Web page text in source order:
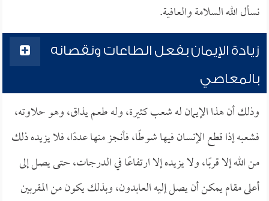
نسأل الله السلامة والعافية.
زيادة الإيمان بفعل الطاعات ونقصانه
بالمعاصي
وذلك أن هذا الإيمان له شعب كثيرة، وله طعم يذاق، وهو حلاوته،
فشعبه إذا قطع الإنسان فيها شوطًا، فأنجز منها عددًا، فلا يزيده ذلك
من الله إلا قربًا، ولا يزيده إلا ارتفاعًا في الدرجات، حتى يصل إلى
أعلى مقام يمكن أن يصل إليه العابدون، وبذلك يكون من المقربين